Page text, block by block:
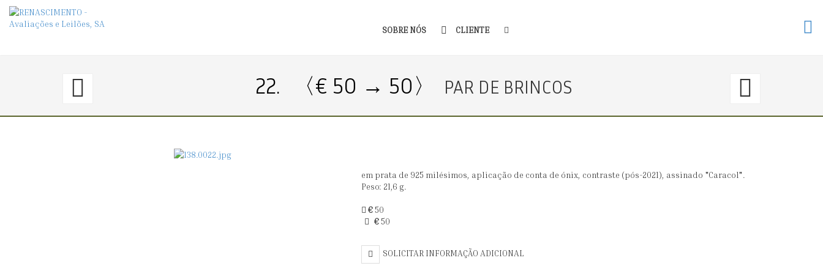
SOBRE NÓS CLIENTE
22. 〈€ 50 → 50〉 PAR DE BRINCOS
〈€
〈€
em prata de 925 milésimos, aplicação de conta de ónix, contraste (pós-2021), assinado "Caracol".
Peso: 21,6 g.
€50
€50
SOLICITAR INFORMAÇÃO ADICIONAL